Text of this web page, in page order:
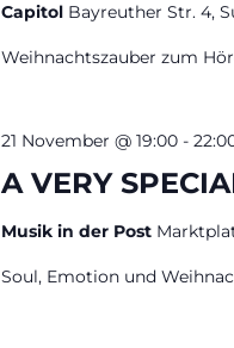
Capitol Bayreuther Str. 4,
Weihnachtszauber zum
A VERY
21 November @ 19:00-
Musik in der Post
Soul, Emotion und